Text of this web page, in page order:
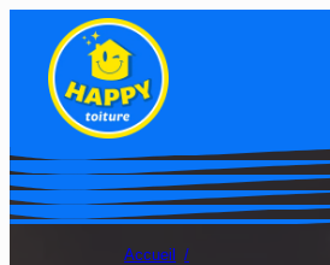
Accueil